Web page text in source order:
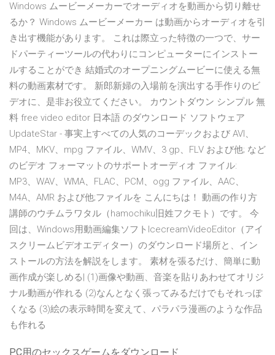
Windows ムービーメーカーでオーディオを動画から切り離せ
るか？ Windows ムービーメーカー は動画からオーディオを引
き出す機能があります。 これは際立った特徴の一つで、サー
ドパーティーツールの代わりにコンピューターにインストー
ルすることができ 結婚式のオープニングムービーに使える無
料の動画素材です。 新郎新婦の入場前を演出する手作りのビ
デオに、是非お役立てください。 カウントダウン シンプル 無
料 free video editor 日本語 のダウンロード ソフトウェア
UpdateStar - 事実上すべての人気のコーデックおよび AVI、
MP4、MKV、mpg ファイル、WMV、3 gp、FLV および他; など
のビデオ フォーマットのサポートオーディオ ファイル:
MP3、WAV、WMA、FLAC、PCM、ogg ファイル、AAC、
M4A、AMR および他;ファイルを こんにちは！ 動画の作り方
講師のウチムラワタル（hamochiku旧姓フクモト）です。 今
回は、Windows用動画編集ソフトIcecreamVideoEditor（アイ
スクリームビデオエディター）のダウンロード場所と、イン
ストールの方法を解説をします。 素材を張るだけ、簡単に動
画作成が楽しめる| (1)画像や動画、音楽を貼りあわせてオリジ
ナル動画が作れる (2)なんとなく張ってみるだけでもそれっぽ
くなる (3)絵の表示時間を変えて、パラパラ漫画のような作品
も作れる
PC用のセックスゲームをダウンロード